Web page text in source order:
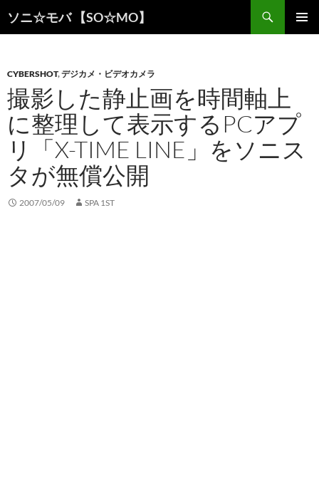
ソニ☆モバ 【SO☆MO】
索
ン
ツ
へ
ス
キ
ッ
CYBERSHOT,デジカメ・ビデオカメラ
撮影した静止画を時間軸上
に整理して表示するPCアプ
リ「X-TIME LINE」をソニス
タが無償公開
2007/05/09 SPA 1ST